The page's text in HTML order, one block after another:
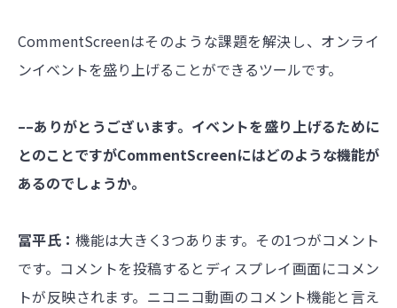
CommentScreenはそのような課題を解決し、オンライ
ンイベントを盛り上げることができるツールです。
––ありがとうございます。イベントを盛り上げるために
とのことですがCommentScreenにはどのような機能が
あるのでしょうか。
冨平氏：機能は大きく3つあります。その1つがコメント
です。コメントを投稿するとディスプレイ画面にコメン
トが反映されます。ニコニコ動画のコメント機能と言え